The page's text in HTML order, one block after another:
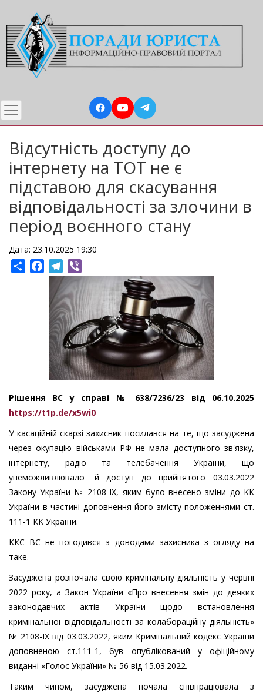
до
основного
вмісту
Відсутність доступу до
інтернету на ТОТ не є
підставою для скасування
відповідальності за злочини в
період воєнного стану
Дата: 23.10.2025 19:30
ShareFacebookTelegram
Рішення ВС у справі № 638/7236/23 від 06.10.2025
https://t1p.de/x5wi0
У касаційній скарзі захисник посилався на те, що засуджена
через окупацію військами РФ не мала доступного зв'язку,
інтернету, радіо та телебачення України, що
унеможливлювало їй доступ до прийнятого 03.03.2022
Закону України № 2108-ІХ, яким було внесено зміни до КК
України в частині доповнення його змісту положеннями ст.
111-1 КК України.
ККС ВС не погодився з доводами захисника з огляду на
таке.
Засуджена розпочала свою кримінальну діяльність у червні
2022 року, а Закон України «Про внесення змін до деяких
законодавчих актів України щодо встановлення
кримінальної відповідальності за колабораційну діяльність»
№ 2108-IX від 03.03.2022, яким Кримінальний кодекс України
доповненою ст.111-1, був опублікований у офіційному
виданні «Голос України» № 56 від 15.03.2022.
Таким чином, засуджена почала співпрацювала з